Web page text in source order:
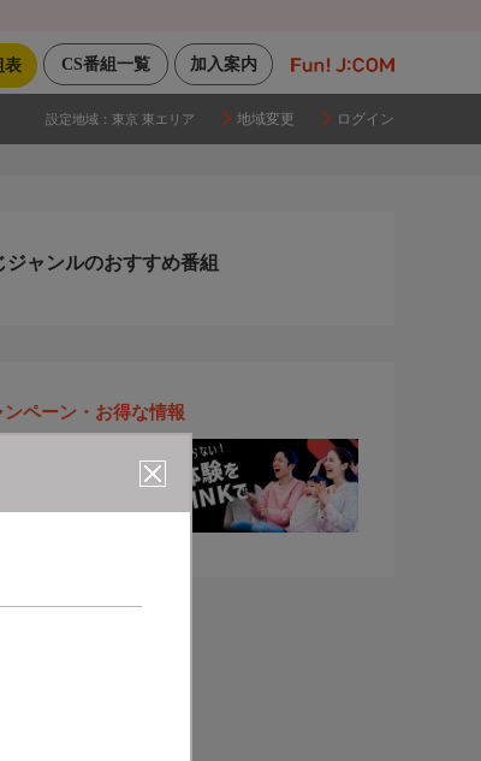
加入案内
CS番組一覧
表
設定地域： 東京 東エリア 地域変更 ログイン
ジャンルのおすすめ番組
ンペーン・お得な情報